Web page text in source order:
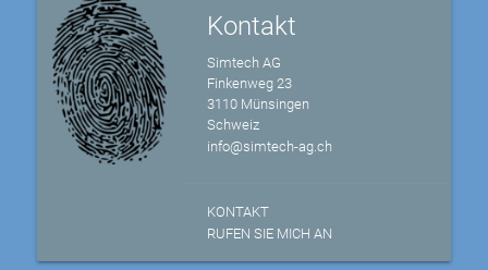
Kontakt
Simtech AG
Finkenweg 23
3110 Münsingen
Schweiz
info@simtech-ag.ch
KONTAKT
RUFEN SIE MICH AN